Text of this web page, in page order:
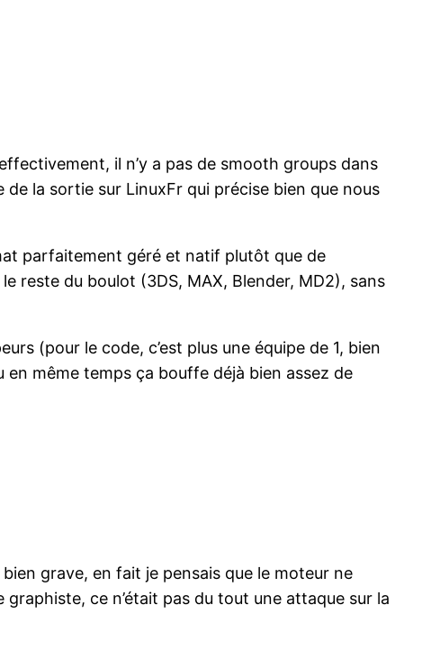
il n’y a pas de smooth groups dans
de la sortie sur LinuxFr qui précise bien que nous
parfaitement géré et natif plutôt que de
reste du boulot (3DS, MAX, Blender, MD2), sans
(pour le code, c’est plus une équipe de 1, bien
même temps ça bouffe déjà bien assez de
bien grave, en fait je pensais que le moteur ne
ce n’était pas du tout une attaque sur la